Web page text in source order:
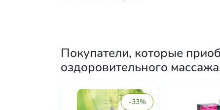
Покупатели, которые
оздоровительного
-33%